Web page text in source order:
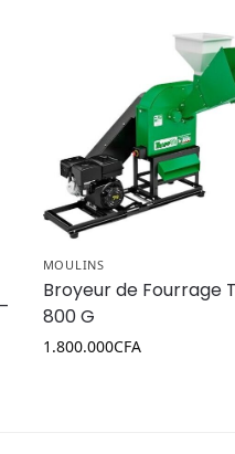
MOULINS
Broyeur de Fourrage
800 G
1.800.000CFA